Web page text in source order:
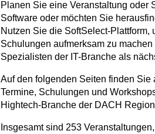
Planen Sie eine Veranstaltung oder
Software oder möchten Sie
Nutzen Sie die SoftSelect-Plattform,
Schulungen aufmerksam zu
Spezialisten der IT-Branche als
Auf den folgenden Seiten finden
Termine, Schulungen und
Hightech-Branche der DACH
Insgesamt sind 253